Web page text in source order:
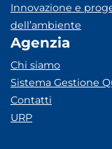
Innovazione e
dell’ambiente
Agenzia
Chi siamo
Sistema Gestione
Contatti
URP